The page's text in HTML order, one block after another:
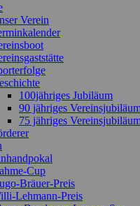
Verein
100jähriges Jubiläum
90 jähriges
75 jähriges
Cup
Bräuer-Preis
Lehmann-Preis